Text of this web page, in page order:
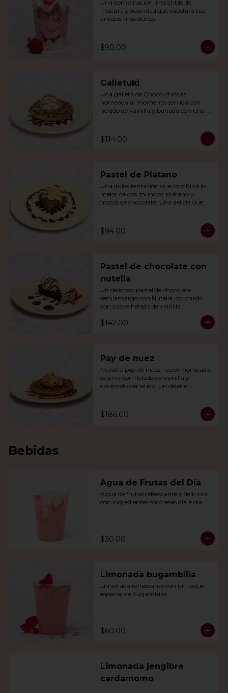
Una combinación irresistible de
frescura y suavidad que satisfará tus
antojos más dulces.
$90.00
Galletuki
Una galleta de Choco-chispas
horneada al momento servida con
helado de vainilla y bañada con una
$114.00
Pastel de Plátano
Una dulce tentación que combina lo
mejor de dos mundos: plátano y
trozos de chocolate. Una delicia que
$94.00
Pastel de chocolate con
nutella
Un delicioso pastel de chocolate
semiamargo con Nutella, coronado
con suave helado de vainilla.
$142.00
Pay de nuez
Nuestro pay de nuez, recién horneado,
se sirve con helado de vainilla y
caramelo derretido. Un deleite
$186.00
Bebidas
Agua de Frutas del Día
Agua de frutas refrescante y deliciosa
con ingredientes sorpresas día a día.
$30.00
Limonada bugambilia
Limonada refrescante con un toque
especial de bugambilia.
$60.00
Limonada jengibre
cardamomo